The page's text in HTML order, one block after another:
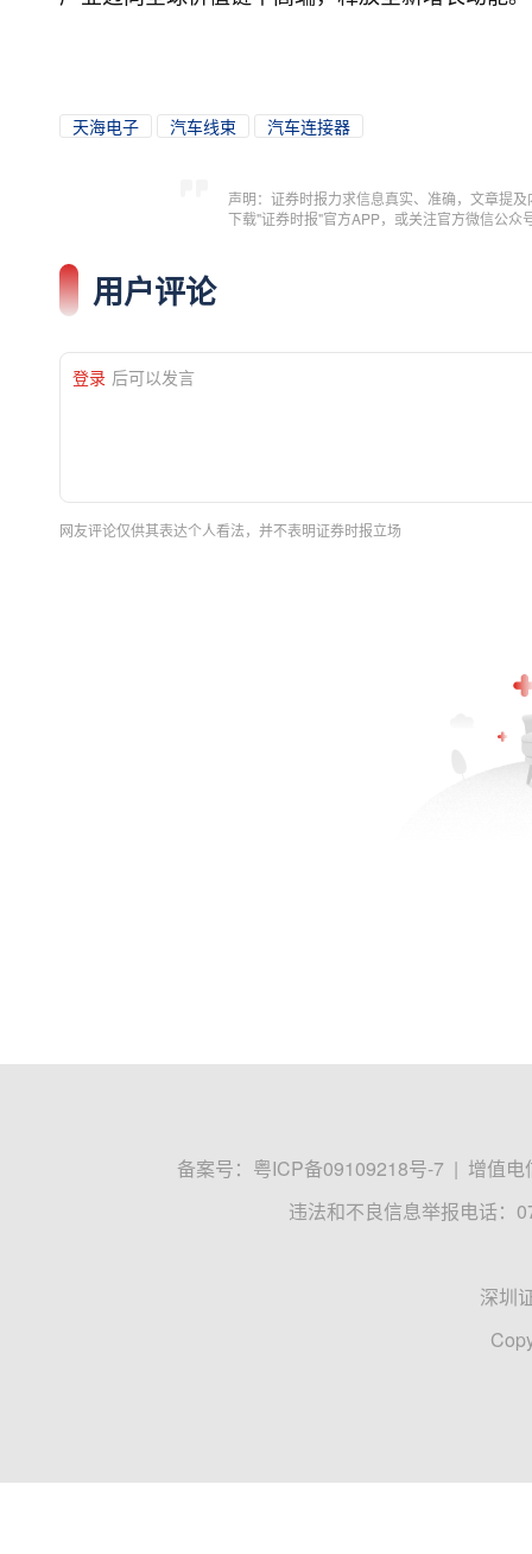
天海电子 汽车线束 汽车连接器
声明：证券时报力求信息真实、准确，文章提
下载"证券时报"官方APP，或关注官方微信公
用户评论
登录 后可以发言
网友评论仅供其表达个人看法，并不表明证券时报立场
备案号： 粤ICP备09109218号-7 | 增值电
违法和不良信息举报电话：
深圳